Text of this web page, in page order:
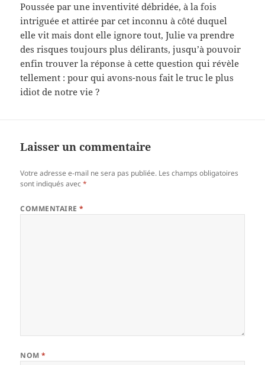
Poussée par une inventivité débridée, à la fois
intriguée et attirée par cet inconnu à côté duquel
elle vit mais dont elle ignore tout, Julie va prendre
des risques toujours plus délirants, jusqu’à pouvoir
enfin trouver la réponse à cette question qui révèle
tellement : pour qui avons-nous fait le truc le plus
idiot de notre vie ?
Laisser un commentaire
Votre adresse e-mail ne sera pas publiée. Les champs obligatoires
sont indiqués avec*
COMMENTAIRE*
NOM*